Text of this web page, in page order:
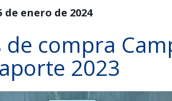
de enero de 2024
compra
2023